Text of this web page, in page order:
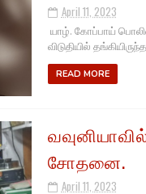
April 11, 2023
யாழ். கோப்பாய் பொலிஸ்
விடுதியில்
READ MORE
சோதனை.
April 11, 2023